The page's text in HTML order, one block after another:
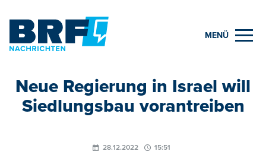
MENÜ
Neue Regierung in Israel will
Siedlungsbau vorantreiben
28.12.2022 15:51